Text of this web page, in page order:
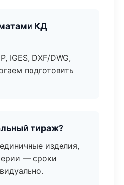
КД
IGES, DXF/DWG,
подготовить
тираж?
изделия,
— сроки